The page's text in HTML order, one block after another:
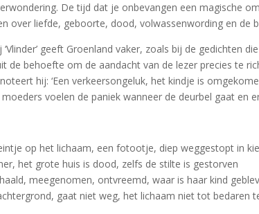
De tijd dat je onbevangen een magische
over liefde, geboorte, dood, volwassenwording en de
‘Vlinder’ geeft Groenland vaker, zoals bij de gedichten
de behoefte om de aandacht van de lezer precies te
noteert hij: ‘Een verkeersongeluk, het kindje is
voelen de paniek wanneer de deurbel gaat en
op het lichaam, een fotootje, diep weggestopt in
het grote huis is dood, zelfs de stilte is gestorven
meegenomen, ontvreemd, waar is haar kind
gaat niet weg, het lichaam niet tot bedaren